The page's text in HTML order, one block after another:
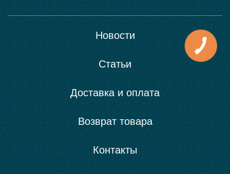
Новости
Статьи
Доставка и оплата
Возврат товара
Контакты